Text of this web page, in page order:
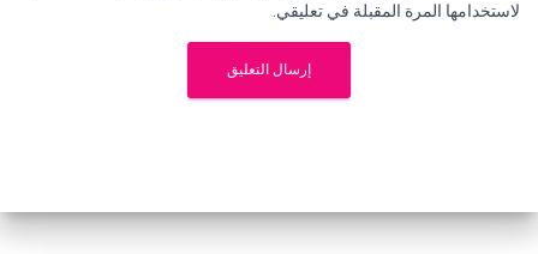
لاستخدامها المرة المقبلة في تعليقي.